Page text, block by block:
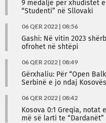
9 medalje për xhudistët
“Studenti” në Sllovaki
06 QER 2022 | 08:56
Gashi: Në vitin 2023
ofrohet në shtëpi
06 QER 2022 | 08:49
Gërxhaliu: Për “Open
Serbinë e jo ndaj Kosovës
06 QER 2022 | 08:42
Kosova 0:1 Greqia,
më së larti te “Dardanët”